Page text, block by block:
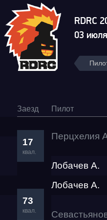
RDRC
03
Заезд Пилот
17
квал.
Перцхелия
Лобачев А.
73
квал.
Лобачев А.